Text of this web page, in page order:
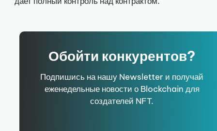
Обойти конкурентов?
Подпишись на нашу Newsletter и получай
еженедельные новости о Blockchain для
создателей NFT.